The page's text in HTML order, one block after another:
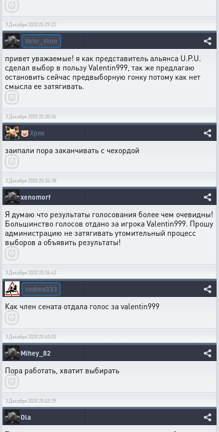
3 Декабря 2020 20:29:22
Vohr_Vitte
привет уважаемые! я как представитель альянса U.P.U.
сделал выбор в пользу Valentin999, так же предлагаю
остановить сейчас предвыборную гонку потому как нет
смысла ее затягивать.
3 Декабря 2020 20:30:06
🐷Хряк
заипали пора заканчивать с чехордой
3 Декабря 2020 20:34:38
xenomorf
Я думаю что результаты голосования более чем очевидны!
Большинство голосов отдано за игрока Valentin999. Прошу
администрацию не затягивать утомительный процесс
выборов а объявить результаты!
3 Декабря 2020 20:36:43
vedma333
Как член сената отдала голос за valentin999
3 Декабря 2020 20:40:03
Mihey_82
Пора работать, хватит выбирать
3 Декабря 2020 20:43:39
Ola